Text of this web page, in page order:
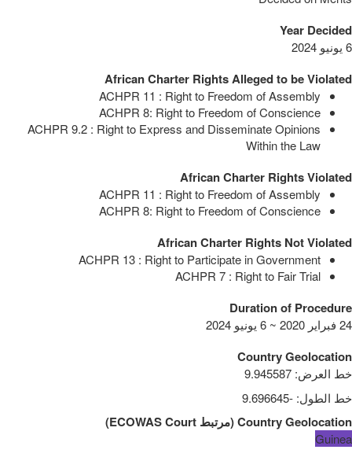
Year Decided
6 يونيو 2024
African Charter Rights Alleged to be Violated
ACHPR 11 : Right to Freedom of Assembly
ACHPR 8: Right to Freedom of Conscience
ACHPR 9.2 : Right to Express and Disseminate Opinions
Within the Law
African Charter Rights Violated
ACHPR 11 : Right to Freedom of Assembly
ACHPR 8: Right to Freedom of Conscience
African Charter Rights Not Violated
ACHPR 13 : Right to Participate in Government
ACHPR 7 : Right to Fair Trial
Duration of Procedure
24 فبراير 2020 ~ 6 يونيو 2024
Country Geolocation
خط العرض:
9.945587
خط الطول:
-9.696645
Country Geolocation
(مرتبط ECOWAS Court
)
Guinea